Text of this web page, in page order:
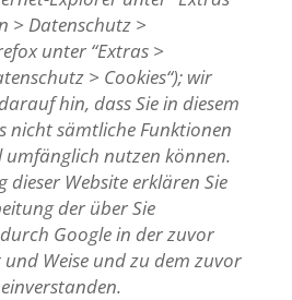
> Datenschutz >
unter “Extras >
> Cookies“); wir
hin, dass Sie in diesem
nicht sämtliche Funktionen
umfänglich nutzen können.
Website erklären Sie
der über Sie
Google in der zuvor
Weise und zu dem zuvor